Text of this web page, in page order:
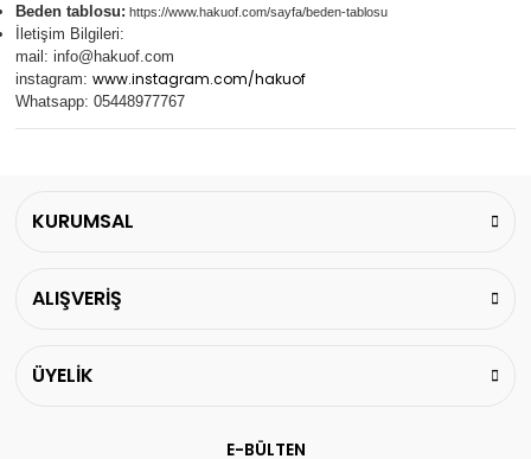
Beden tablosu: https://www.hakuof.com/sayfa/beden-tablosu
İletişim Bilgileri:
mail: info@hakuof.com
instagram: www.instagram.com/hakuof
Whatsapp: 05448977767
KURUMSAL
ALIŞVERİŞ
ÜYELİK
E-BÜLTEN